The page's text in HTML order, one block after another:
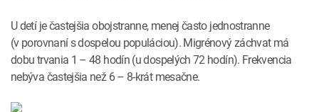
U detí je častejšia obojstranne, menej často jednostranne
(v porovnaní s dospelou populáciou). Migrénový záchvat má
dobu trvania 1 – 48 hodín (u dospelých 72 hodín). Frekvencia
nebýva častejšia než 6 – 8-krát mesačne.